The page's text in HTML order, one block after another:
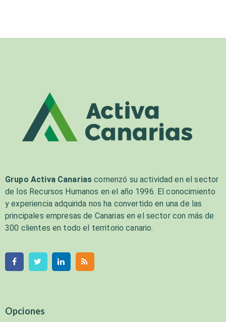
Grupo Activa Canarias comenzó su actividad en el sector
de los Recursos Humanos en el año 1996. El conocimiento
y experiencia adquirida nos ha convertido en una de las
principales empresas de Canarias en el sector con más de
300 clientes en todo el territorio canario.
Opciones